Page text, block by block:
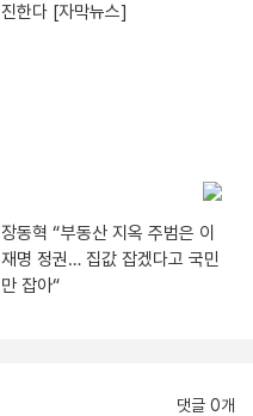
진한다 [자막뉴스]
장동혁 “부동산 지옥 주범은 이
재명 정권… 집값 잡겠다고 국민
만 잡아“
댓글 0개